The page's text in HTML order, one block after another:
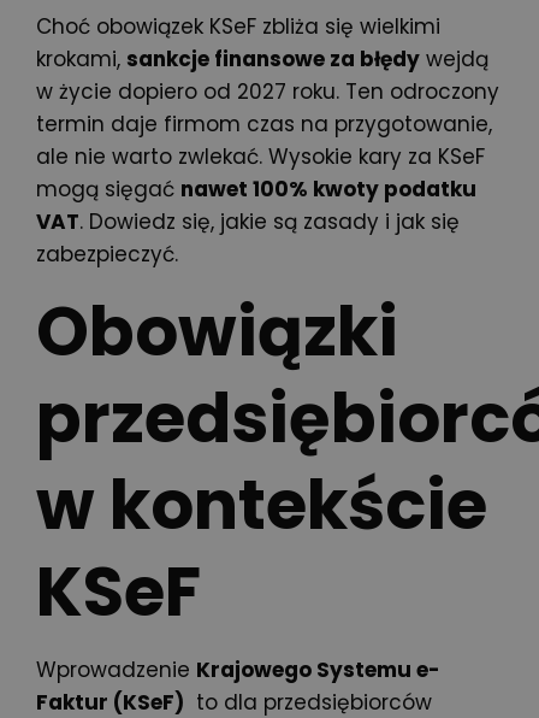
Choć obowiązek KSeF zbliża się wielkimi
krokami, sankcje finansowe za błędy wejdą
w życie dopiero od 2027 roku. Ten odroczony
termin daje firmom czas na przygotowanie,
ale nie warto zwlekać. Wysokie kary za KSeF
mogą sięgać nawet 100% kwoty podatku
VAT. Dowiedz się, jakie są zasady i jak się
zabezpieczyć.
Obowiązki
w kontekście
KSeF
Wprowadzenie Krajowego Systemu e-
Faktur (KSeF) to dla przedsiębiorców